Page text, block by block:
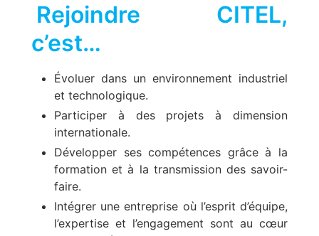
Rejoindre CITEL,
c’est…
Évoluer dans un environnement industriel
et technologique.
Participer à des projets à dimension
internationale.
Développer ses compétences grâce à la
formation et à la transmission des savoir-
faire.
Intégrer une entreprise où l’esprit d’équipe,
l’expertise et l’engagement sont au cœur